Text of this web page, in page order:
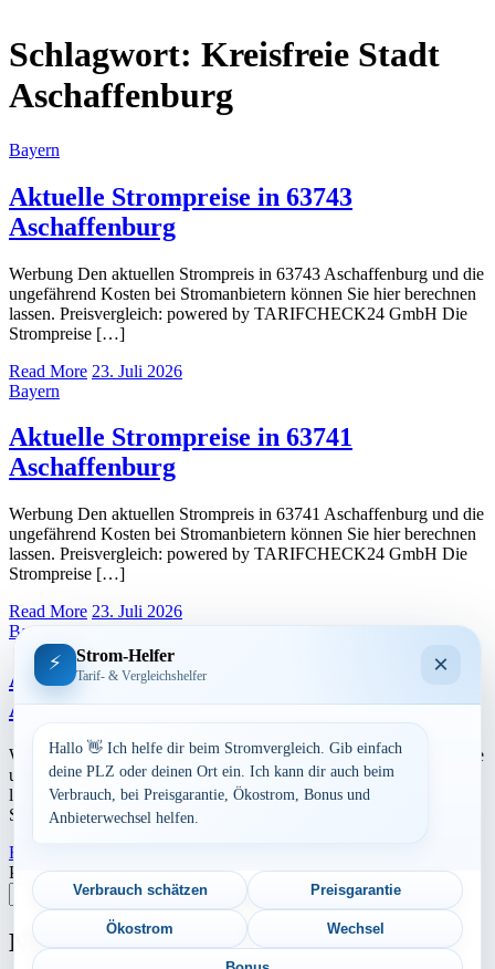
Schlagwort: Kreisfreie Stadt
Aschaffenburg
Bayern
Aktuelle Strompreise in 63743
Aschaffenburg
Werbung Den aktuellen Strompreis in 63743 Aschaffenburg und die
ungefährend Kosten bei Stromanbietern können Sie hier berechnen
lassen. Preisvergleich: powered by TARIFCHECK24 GmbH Die
Strompreise […]
Read More 23. Juli 2026
Bayern
Aktuelle Strompreise in 63741
Aschaffenburg
Werbung Den aktuellen Strompreis in 63741 Aschaffenburg und die
ungefährend Kosten bei Stromanbietern können Sie hier berechnen
lassen. Preisvergleich: powered by TARIFCHECK24 GmbH Die
Strompreise […]
Read More 23. Juli 2026
Bayern
Aktuelle Strompreise in 63739
Aschaffenburg
Werbung Den aktuellen Strompreis in 63739 Aschaffenburg und die
ungefährend Kosten bei Stromanbietern können Sie hier berechnen
lassen. Preisvergleich: powered by TARIFCHECK24 GmbH Die
Strompreise […]
Read More
Postleitzahl eingeben
Suchen
Neu berechnet
⚡ Strom-Helfer
Tarif- & Vergleichshelfer ×
Hallo 👋 Ich helfe dir beim Stromvergleich. Gib einfach
deine PLZ oder deinen Ort ein. Ich kann dir auch beim
Verbrauch, bei Preisgarantie, Ökostrom, Bonus und
Anbieterwechsel helfen.
Verbrauch schätzen Preisgarantie
Ökostrom Wechsel